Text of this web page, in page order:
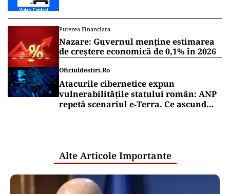
Puterea Financiara
Nazare: Guvernul menține estimarea
de creștere economică de 0,1% în 2026
Oficiuldestiri.ro
Atacurile cibernetice expun
vulnerabilitățile statului român: ANP
repetă scenariul e‑Terra. Ce ascund
Alte Articole Importante